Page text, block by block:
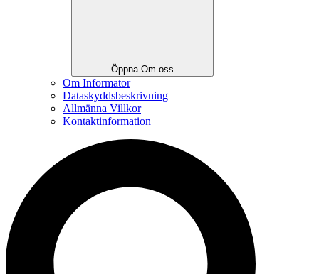
Öppna Om oss
Om Informator
Dataskyddsbeskrivning
Allmänna Villkor
Kontaktinformation